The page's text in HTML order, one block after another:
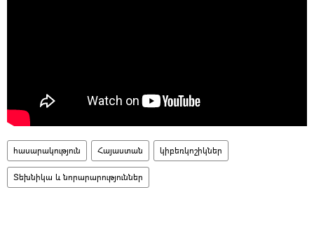
հասարակություն Հայաստան կիբեռկոշիկներ
Տեխնիկա և նորարարություններ